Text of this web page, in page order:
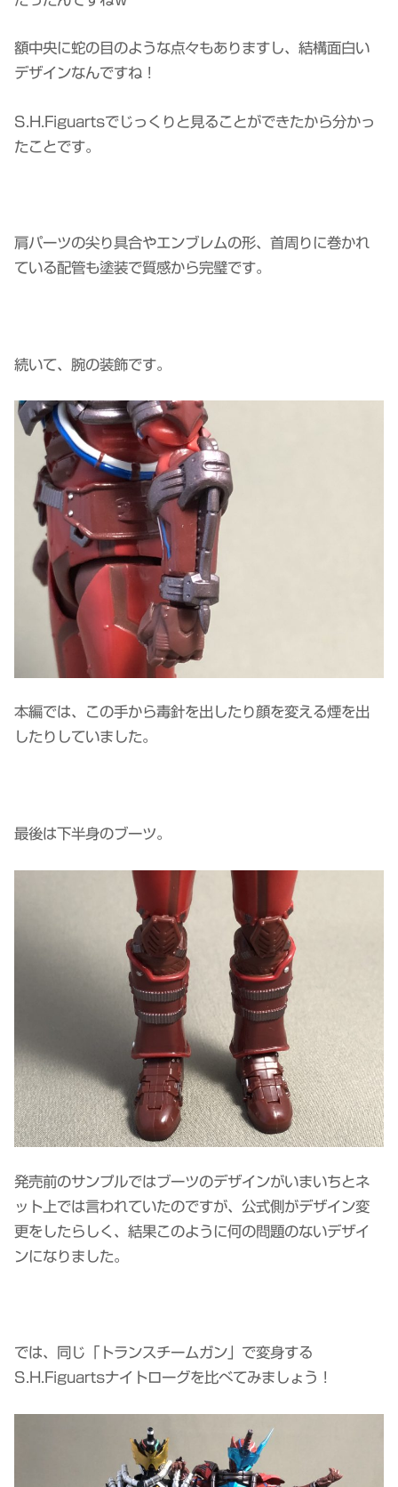
額中央に蛇の目のような点々もありますし、結構面白い
デザインなんですね！
S.H.Figuartsでじっくりと見ることができたから分かっ
たことです。
肩パーツの尖り具合やエンブレムの形、首周りに巻かれ
ている配管も塗装で質感から完璧です。
続いて、腕の装飾です。
本編では、この手から毒針を出したり顔を変える煙を出
したりしていました。
最後は下半身のブーツ。
発売前のサンプルではブーツのデザインがいまいちとネ
ット上では言われていたのですが、公式側がデザイン変
更をしたらしく、結果このように何の問題のないデザイ
ンになりました。
では、同じ「トランスチームガン」で変身する
S.H.Figuartsナイトローグを比べてみましょう！